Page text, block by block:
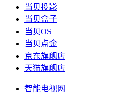
当贝投影
当贝盒子
当贝OS
当贝点金
京东旗舰店
天猫旗舰店
智能电视网